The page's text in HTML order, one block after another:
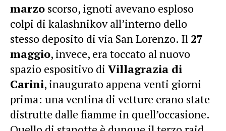
marzo scorso, ignoti avevano esploso
colpi di kalashnikov all’interno dello
stesso deposito di via San Lorenzo. Il 27
maggio, invece, era toccato al nuovo
spazio espositivo di Villagrazia di
Carini, inaugurato appena venti giorni
prima: una ventina di vetture erano state
distrutte dalle fiamme in quell’occasione.